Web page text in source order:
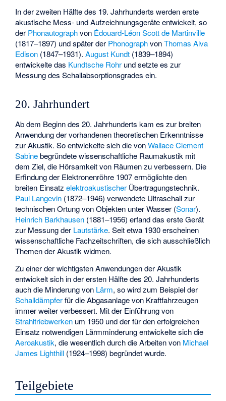
In der zweiten Hälfte des 19. Jahrhunderts werden erste
akustische Mess- und Aufzeichnungsgeräte entwickelt, so
der Phonautographvon Édouard-Léon Scott de Martinville
(1817–1897) und später der PhonographvonThomas Alva
Edison (1847–1931).August Kundt (1839–1894)
entwickelte das Kundtsche Rohr und setzte es zur
Messung desSchallabsorptionsgrades ein.
20. Jahrhundert
Ab dem Beginn des 20. Jahrhunderts kam es zur breiten
Anwendung der vorhandenen theoretischen Erkenntnisse
zur Akustik. So entwickelte sich die vonWallace Clement
Sabinebegründete wissenschaftliche Raumakustik mit
dem Ziel, die Hörsamkeit von Räumen zu verbessern. Die
Erfindung der Elektronenröhre 1907 ermöglichte den
breiten Einsatzelektroakustischer Übertragungstechnik.
Paul Langevin (1872–1946) verwendete Ultraschall zur
technischen Ortung von Objekten unter Wasser (Sonar).
Heinrich Barkhausen (1881–1956) erfand das erste Gerät
zur Messung der Lautstärke. Seit etwa 1930 erscheinen
wissenschaftliche Fachzeitschriften, die sich ausschließlich
Themen der Akustik widmen.
Zu einer der wichtigsten Anwendungen der Akustik
entwickelt sich in der ersten Hälfte des 20. Jahrhunderts
auch die Minderung von Lärm, so wird zum Beispiel der
Schalldämpferfür die Abgasanlage von Kraftfahrzeugen
immer weiter verbessert. Mit der Einführung von
Strahltriebwerken um 1950 und der für den erfolgreichen
Einsatz notwendigen Lärmminderung entwickelte sich die
Aeroakustik, die wesentlich durch die Arbeiten von Michael
James Lighthill (1924–1998) begründet wurde.
Teilgebiete